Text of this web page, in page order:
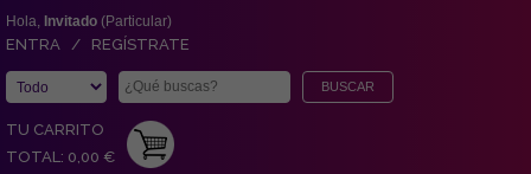
Hola, Invitado (Particular)
ENTRA / REGÍSTRATE
TU CARRITO
TOTAL: 0,00 €